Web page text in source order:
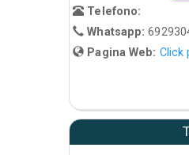
Telefono:
Whatsapp:
Pagina Web: Click